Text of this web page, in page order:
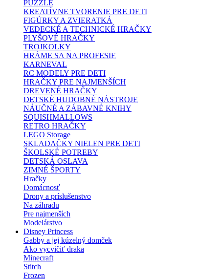
PUZZLE
KREATÍVNE TVORENIE PRE DETI
FIGÚRKY A ZVIERATKÁ
VEDECKÉ A TECHNICKÉ HRAČKY
PLYŠOVÉ HRAČKY
TROJKOLKY
HRÁME SA NA PROFESIE
KARNEVAL
RC MODELY PRE DETI
HRAČKY PRE NAJMENŠÍCH
DREVENÉ HRAČKY
DETSKÉ HUDOBNÉ NÁSTROJE
NÁUČNÉ A ZÁBAVNÉ KNIHY
SQUISHMALLOWS
RETRO HRAČKY
LEGO Storage
SKLADAČKY NIELEN PRE DETI
ŠKOLSKÉ POTREBY
DETSKÁ OSLAVA
ZIMNÉ ŠPORTY
Hračky
Domácnosť
Drony a príslušenstvo
Na záhradu
Pre najmenších
Modelárstvo
Disney Princess
Gabby a jej kúzelný domček
Ako vycvičiť draka
Minecraft
Stitch
Frozen